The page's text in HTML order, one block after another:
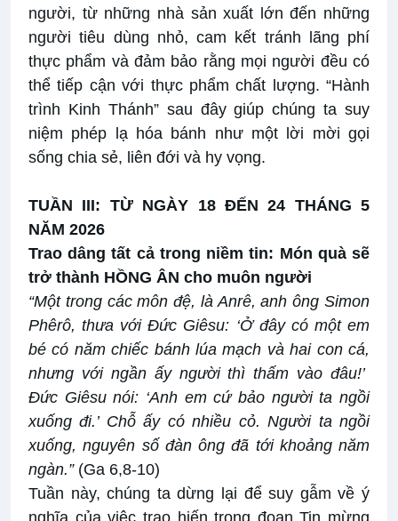
người, từ những nhà sản xuất lớn đến những
người tiêu dùng nhỏ, cam kết tránh lãng phí
thực phẩm và đảm bảo rằng mọi người đều có
thể tiếp cận với thực phẩm chất lượng. “Hành
trình Kinh Thánh” sau đây giúp chúng ta suy
niệm phép lạ hóa bánh như một lời mời gọi
sống chia sẻ, liên đới và hy vọng.
TUẦN III: TỪ NGÀY 18 ĐẾN 24 THÁNG 5
NĂM 2026
Trao dâng tất cả trong niềm tin: Món quà sẽ
trở thành HỒNG ÂN cho muôn người
“Một trong các môn đệ, là Anrê, anh ông Simon
Phêrô, thưa với Đức Giêsu: ‘Ở đây có một em
bé có năm chiếc bánh lúa mạch và hai con cá,
nhưng với ngần ấy người thì thấm vào đâu!’
Đức Giêsu nói: ‘Anh em cứ bảo người ta ngồi
xuống đi.’ Chỗ ấy có nhiều cỏ. Người ta ngồi
xuống, nguyên số đàn ông đã tới khoảng năm
ngàn.”(Ga 6,8-10)
Tuần này, chúng ta dừng lại để suy gẫm về ý